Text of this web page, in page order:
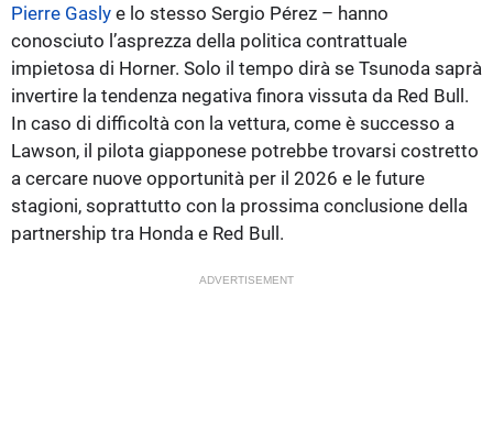
Pierre Gasly e lo stesso Sergio Pérez – hanno
conosciuto l’asprezza della politica contrattuale
impietosa di Horner. Solo il tempo dirà se Tsunoda saprà
invertire la tendenza negativa finora vissuta da Red Bull.
In caso di difficoltà con la vettura, come è successo a
Lawson, il pilota giapponese potrebbe trovarsi costretto
a cercare nuove opportunità per il 2026 e le future
stagioni, soprattutto con la prossima conclusione della
partnership tra Honda e Red Bull.
ADVERTISEMENT